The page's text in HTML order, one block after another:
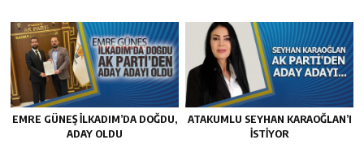
EMRE GÜNEŞ İLKADIM’DA DOĞDU,
ADAY OLDU
ATAKUMLU SEYHAN KARAOĞLAN’I
İSTIYOR